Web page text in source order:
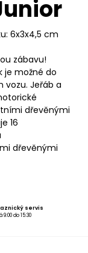
6x3x4,5 cm
zábavu!
je možné do
vozu. Jeřáb a
dřevěnými
16
dřevěnými
servis
9:00 do 15:30